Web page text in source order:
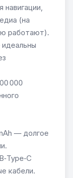
навигации,
(на
работают).
000
— долгое
кабели.